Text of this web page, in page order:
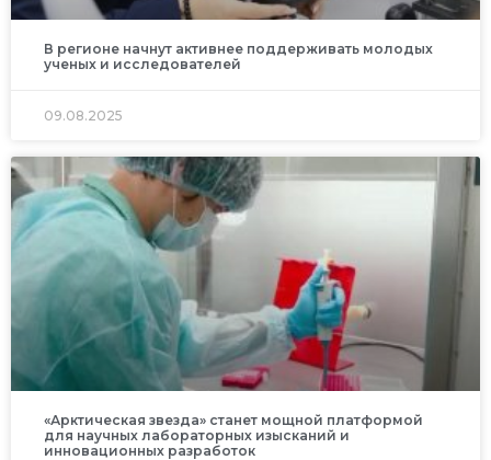
В регионе начнут активнее поддерживать молодых
ученых и исследователей
09.08.2025
«Арктическая звезда» станет мощной платформой
для научных лабораторных изысканий и
инновационных разработок